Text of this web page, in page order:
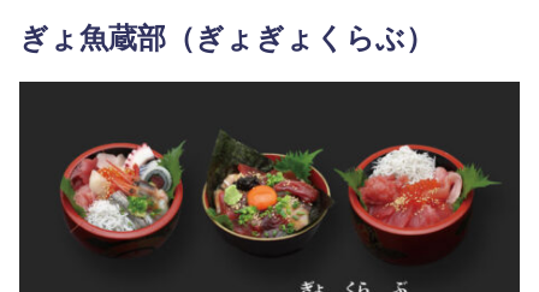
ぎょ魚蔵部（ぎょぎょくらぶ）